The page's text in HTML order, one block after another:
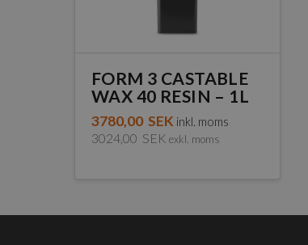
FORM 3 CASTABLE
WAX 40 RESIN – 1L
3780,00 SEK inkl. moms
3024,00 SEK exkl. moms